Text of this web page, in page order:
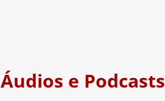
Áudios e Podcasts